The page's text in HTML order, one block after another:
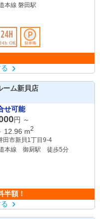
本線 磐田駅
ーム新貝店
せ可能
円 ～
12.96 m2
田市新貝1丁目9-4
本線 御厨駅 徒歩5分
額！